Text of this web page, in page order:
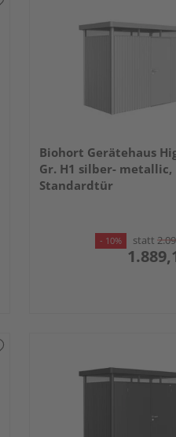
Biohort Gerätehaus
Gr. H1 silber- metallic,
Standardtür
- 10% statt